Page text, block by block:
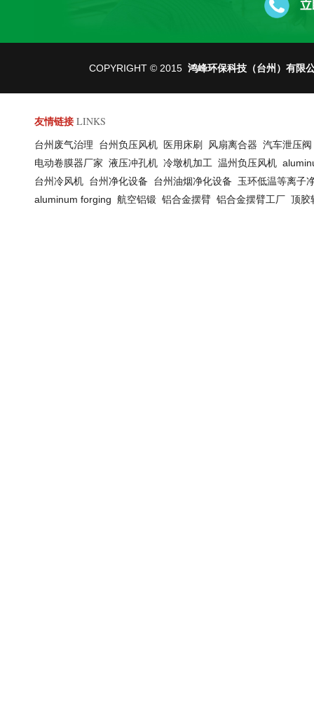
COPYRIGHT © 2015 鸿峰环保科技（台州）有限
友情链接 LINKS
台州废气治理 台州负压风机 医用床刷 风扇离合器 汽车泄压
电动卷膜器厂家 液压冲孔机 冷墩机加工 温州负压风机
台州冷风机 台州净化设备 台州油烟净化设备 玉环低温等离子
aluminum forging 航空铝锻 铝合金摆臂 铝合金摆臂工厂 顶